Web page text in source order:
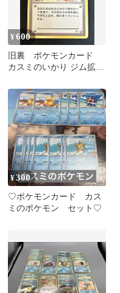
¥600
旧裏 ポケモンカード
カスミのいかり ジム拡張
アム
¥300
♡ポケモンカード カス
ミのポケモン セット♡